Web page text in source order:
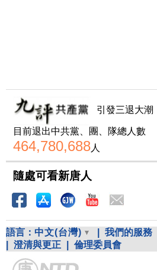
引發三退大潮
目前退出中共黨、團、隊總人數
464,780,688人
隨處可看新唐人
語言： 中文(台灣) 我們的服務
澄清與更正 倫理委員會